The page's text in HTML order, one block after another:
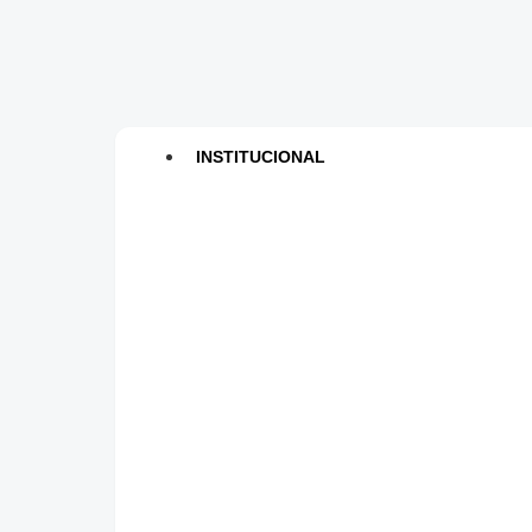
INSTITUCIONAL